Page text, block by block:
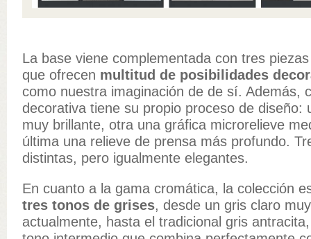
La base viene complementada con tres
que ofrecen multitud de posibilidades
como nuestra imaginación de de sí. Además,
decorativa tiene su propio proceso de diseño:
muy brillante, otra una gráfica microrelieve
última una relieve de prensa más profundo.
distintas, pero igualmente elegantes.
En cuanto a la gama cromática, la colección
tres tonos de grises, desde un gris claro
actualmente, hasta el tradicional gris